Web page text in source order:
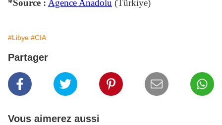
*Source : Agence Anadolu (Türkiye)
#Libye #CIA
Partager
Vous aimerez aussi